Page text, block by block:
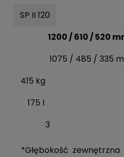
SP II 120
1200 / 610 / 520
1075 / 485 / 335
415 kg
175 l
3
*Głębokość